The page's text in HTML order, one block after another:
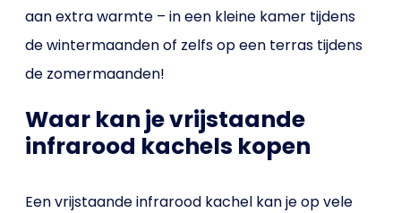
aan extra warmte – in een kleine kamer tijdens
de wintermaanden of zelfs op een terras tijdens
de zomermaanden!
Waar kan je vrijstaande
infrarood kachels kopen
Een vrijstaande infrarood kachel kan je op vele